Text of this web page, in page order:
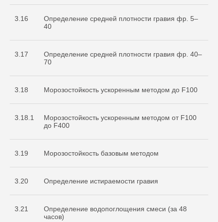
3.16
Определение средней плотности гравия фр. 5–
40
3.17
Определение средней плотности гравия фр. 40–
70
3.18 Морозостойкость ускоренным методом до F100
3.18.1
Морозостойкость ускоренным методом от F100
до F400
3.19 Морозостойкость базовым методом
3.20 Определение истираемости гравия
3.21
Определение водопоглощения смеси (за 48
часов)